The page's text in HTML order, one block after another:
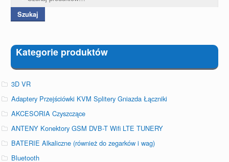
Szukaj
Kategorie produktów
3D VR
Adaptery Przejściówki KVM Splitery Gniazda Łączniki
AKCESORIA Czyszczące
ANTENY Konektory GSM DVB-T Wifi LTE TUNERY
BATERIE Alkaliczne (również do zegarków i wag)
Bluetooth